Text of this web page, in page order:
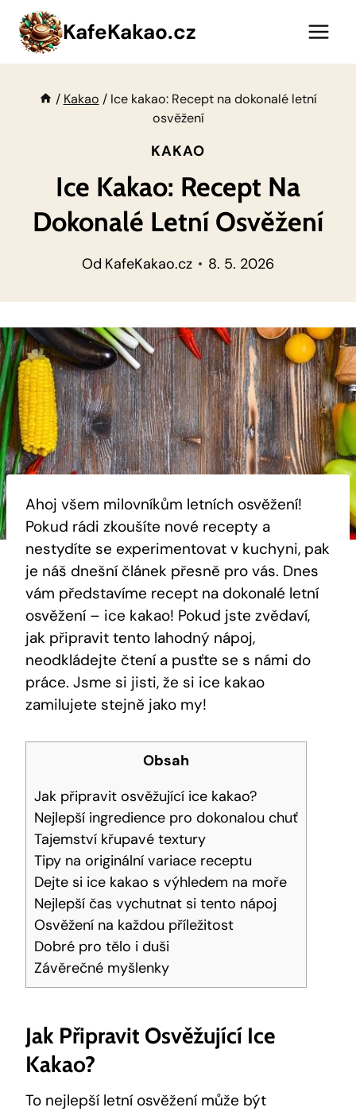
Přeskočit
obsah
KafeKakao.cz
/ Kakao / Ice kakao: Recept na dokonalé letní
osvěžení
KAKAO
Ice Kakao: Recept Na
Dokonalé Letní Osvěžení
Od KafeKakao.cz 8. 5. 2026
Ahoj všem milovníkům letních osvěžení!
Pokud rádi zkoušíte nové recepty a
‌nestydíte se experimentovat v kuchyni, pak
je‍ náš dnešní článek přesně pro vás.⁤ Dnes
vám představíme recept na dokonalé letní
⁣osvěžení – ice kakao! Pokud jste zvědaví,
jak připravit tento lahodný nápoj,
neodkládejte čtení a pusťte se s námi do
práce. Jsme si jisti, že si ice kakao
zamilujete‍ stejně jako my!
Obsah
Jak připravit osvěžující ice kakao?
Nejlepší​ ingredience pro dokonalou chuť
Tajemství křupavé textury
Tipy na originální variace receptu
Dejte si ice kakao s výhledem na moře
Nejlepší čas vychutnat si tento nápoj
Osvěžení na každou příležitost
Dobré‌ pro tělo i duši
Závěrečné myšlenky
Jak Připravit Osvěžující Ice
Kakao?
To nejlepší letní osvěžení může‍ být